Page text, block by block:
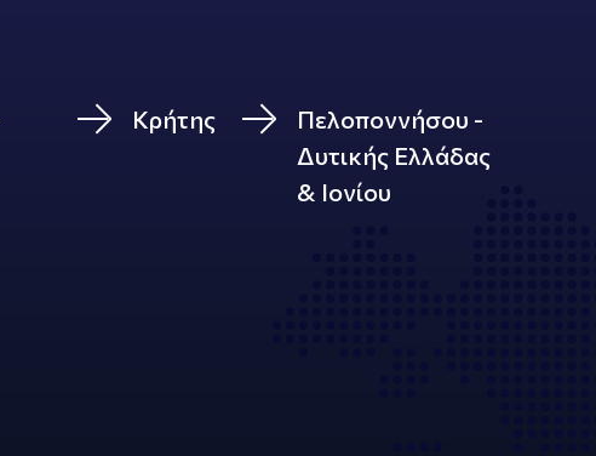
Κρήτης
Πελοποννήσου -
Δυτικής Ελλάδας
& Ιονίου